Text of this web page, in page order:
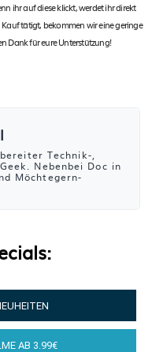
ihr auf diese klickt, werdet ihr direkt
tätigt, bekommen wir eine geringe
Dank für eure Unterstützung!
Technik-,
Nebenbei Doc in
Möchtegern-
AB 3.99€